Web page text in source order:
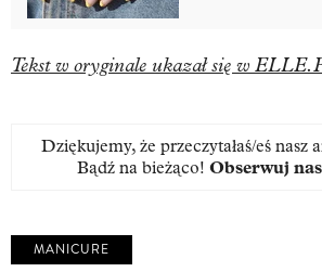
Tekst w oryginale ukazał się w
Dziękujemy, że przeczytałaś/eś nasz
Bądź na bieżąco! Obserwuj
MANICURE